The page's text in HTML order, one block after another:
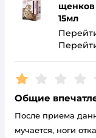
щенков
15мл
Рейтинг:1
Общие
После приема
мучается, ноги